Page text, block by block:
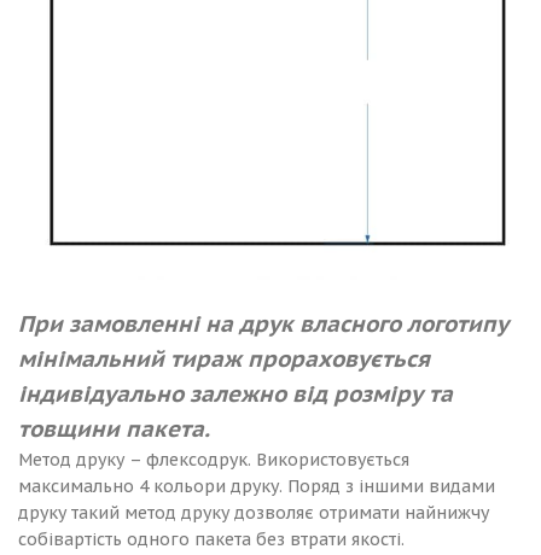
При замовленні на друк власного логотипу
мінімальний тираж прораховується
індивідуально залежно від розміру та
товщини пакета.
Метод друку – флексодрук. Використовується
максимально 4 кольори друку. Поряд з іншими видами
друку такий метод друку дозволяє отримати найнижчу
собівартість одного пакета без втрати якості.